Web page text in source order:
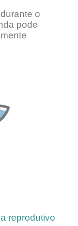
o
pode
reprodutivo